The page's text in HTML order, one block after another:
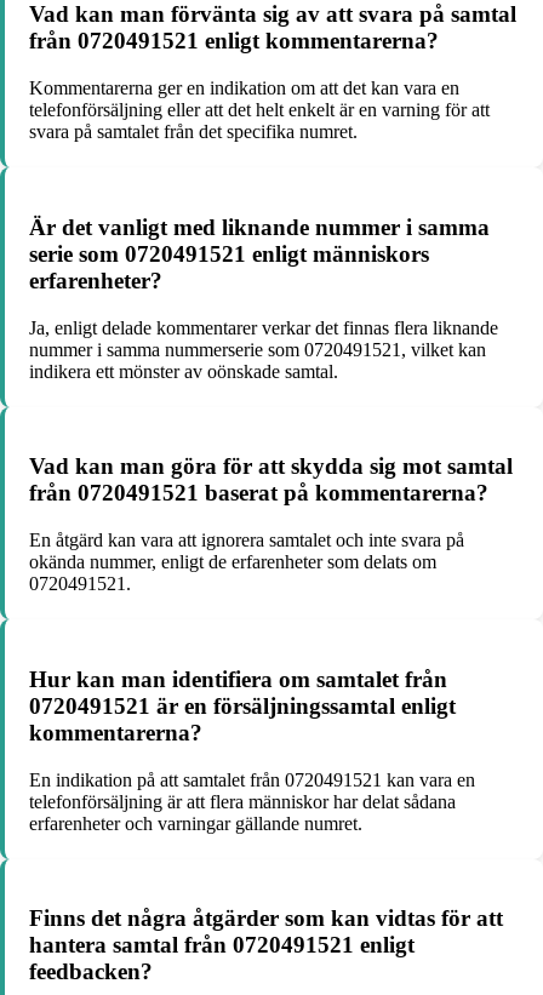
Vad kan man förvänta sig av att svara på samtal
från 0720491521 enligt kommentarerna?
Kommentarerna ger en indikation om att det kan vara en
telefonförsäljning eller att det helt enkelt är en varning för att
svara på samtalet från det specifika numret.
Är det vanligt med liknande nummer i samma
serie som 0720491521 enligt människors
erfarenheter?
Ja, enligt delade kommentarer verkar det finnas flera liknande
nummer i samma nummerserie som 0720491521, vilket kan
indikera ett mönster av oönskade samtal.
Vad kan man göra för att skydda sig mot samtal
från 0720491521 baserat på kommentarerna?
En åtgärd kan vara att ignorera samtalet och inte svara på
okända nummer, enligt de erfarenheter som delats om
0720491521.
Hur kan man identifiera om samtalet från
0720491521 är en försäljningssamtal enligt
kommentarerna?
En indikation på att samtalet från 0720491521 kan vara en
telefonförsäljning är att flera människor har delat sådana
erfarenheter och varningar gällande numret.
Finns det några åtgärder som kan vidtas för att
hantera samtal från 0720491521 enligt
feedbacken?